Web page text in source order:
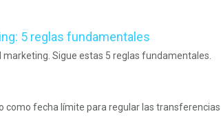
5 reglas fundamentales
Sigue estas 5 reglas fundamentales.
como fecha límite para regular las